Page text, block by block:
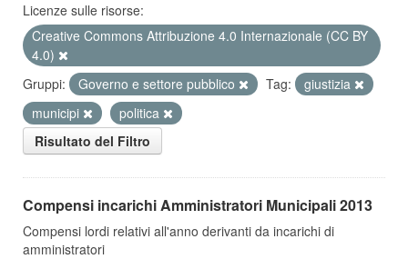
Licenze sulle risorse:
Creative Commons Attribuzione 4.0 Internazionale (CC BY
4.0)
Gruppi:
Governo e settore pubblico Tag:
giustizia
municipi
politica
Risultato del Filtro
Compensi incarichi Amministratori Municipali 2013
Compensi lordi relativi all'anno derivanti da incarichi di
amministratori